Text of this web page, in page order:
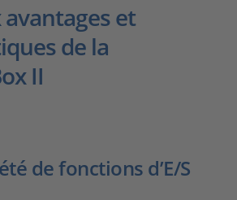
et
de la
II
de fonctions d’E/S